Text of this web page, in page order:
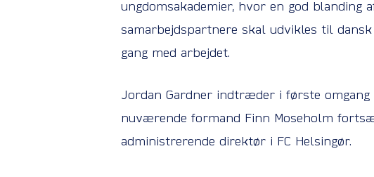
ungdomsakademier, hvor en god blanding
samarbejdspartnere skal udvikles til
gang med arbejdet.
Jordan Gardner indtræder i første
nuværende formand Finn Moseholm
administrerende direktør i FC Helsingør.